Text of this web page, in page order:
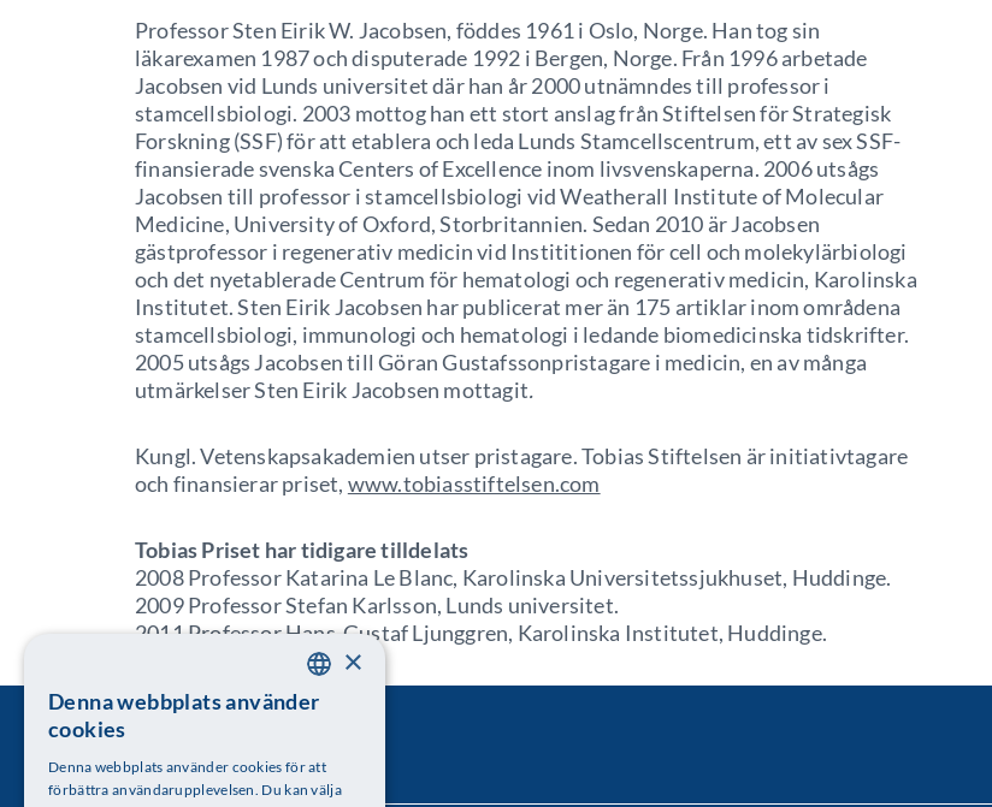
Professor Sten Eirik W. Jacobsen, föddes 1961 i Oslo, Norge. Han tog sin
läkarexamen 1987 och disputerade 1992 i Bergen, Norge. Från 1996 arbetade
Jacobsen vid Lunds universitet där han år 2000 utnämndes till professor i
stamcellsbiologi. 2003 mottog han ett stort anslag från Stiftelsen för Strategisk
Forskning (SSF) för att etablera och leda Lunds Stamcellscentrum, ett av sex SSF-
finansierade svenska Centers of Excellence inom livsvenskaperna. 2006 utsågs
Jacobsen till professor i stamcellsbiologi vid Weatherall Institute of Molecular
Medicine, University of Oxford, Storbritannien. Sedan 2010 är Jacobsen
gästprofessor i regenerativ medicin vid Instititionen för cell och molekylärbiologi
och det nyetablerade Centrum för hematologi och regenerativ medicin, Karolinska
Institutet. Sten Eirik Jacobsen har publicerat mer än 175 artiklar inom områdena
stamcellsbiologi, immunologi och hematologi i ledande biomedicinska tidskrifter.
2005 utsågs Jacobsen till Göran Gustafssonpristagare i medicin, en av många
utmärkelser Sten Eirik Jacobsen mottagit.
Kungl. Vetenskapsakademien utser pristagare. Tobias Stiftelsen är initiativtagare
och finansierar priset, www.tobiasstiftelsen.com
Tobias Priset har tidigare tilldelats
2008 Professor Katarina Le Blanc, Karolinska Universitetssjukhuset, Huddinge.
2009 Professor Stefan Karlsson, Lunds universitet.
2011 Professor Hans-Gustaf Ljunggren, Karolinska Institutet, Huddinge.
SWEDISH
×
Denna webbplats använder
cookies
Denna webbplats använder cookies för att
förbättra användarupplevelsen. Du kan välja